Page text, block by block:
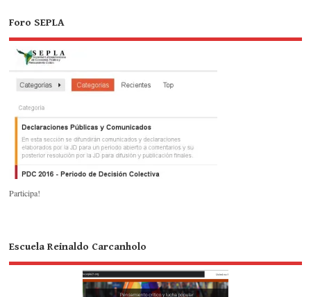
Foro SEPLA
Participa!
Escuela Reinaldo Carcanholo